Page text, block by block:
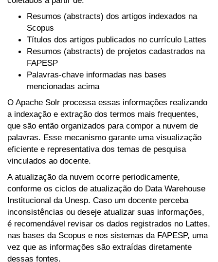
Resumos (abstracts) dos artigos indexados na
Scopus
Títulos dos artigos publicados no currículo Lattes
Resumos (abstracts) de projetos cadastrados na
FAPESP
Palavras-chave informadas nas bases
mencionadas acima
O Apache Solr processa essas informações realizando
a indexação e extração dos termos mais frequentes,
que são então organizados para compor a nuvem de
palavras. Esse mecanismo garante uma visualização
eficiente e representativa dos temas de pesquisa
vinculados ao docente.
A atualização da nuvem ocorre periodicamente,
conforme os ciclos de atualização do Data Warehouse
Institucional da Unesp. Caso um docente perceba
inconsistências ou deseje atualizar suas informações,
é recomendável revisar os dados registrados no Lattes,
nas bases da Scopus e nos sistemas da FAPESP, uma
vez que as informações são extraídas diretamente
dessas fontes.